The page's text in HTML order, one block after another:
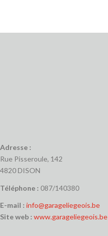
Adresse :
Rue Pisseroule, 142
4820 DISON
Téléphone : 087/140380
E-mail : info@garageliegeois.be
Site web : www.garageliegeois.be